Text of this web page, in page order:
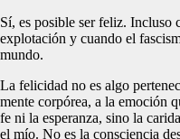
Sí, es posible ser feliz. Incluso
explotación y cuando el
mundo.
La felicidad no es algo
mente corpórea, a la emoción
fe ni la esperanza, sino la
el mío. No es la consciencia